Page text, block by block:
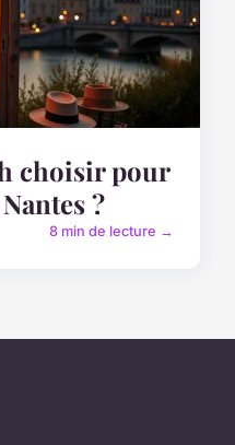
choisir pour
?
8 min de lecture →